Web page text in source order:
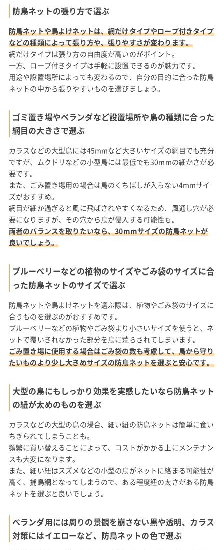
防鳥ネットの張り方で選ぶ
防鳥ネットや鳥よけネットは、網だけタイプやロープ付きタイプ
などの種類によって張り方や、張りやすさが変わります。
網だけタイプは張り方の自由度が高いのがポイント。
一方、ロープ付きタイプは手軽に設置できるのが魅力です。
用途や設置場所によっても変わるので、自分の目的に合った防鳥
ネットの中から張りやすいものを選びましょう。
ゴミ置き場やベランダなど設置場所や鳥の種類に合った
網目の大きさで選ぶ
カラスなどの大型鳥には45mmなど大きいサイズの網目でも充分
ですが、ムクドリなどの小型鳥には最低でも30mmの細かさが必
要です。
また、ごみ置き場用の場合は鳥のくちばしが入らない4mmサイ
ズがおすすめ。
網目が細か過ぎると風に飛ばされやすくなるため、風通し穴が必
要になりますが、その穴から鳥が侵入する可能性も。
両者のバランスを取りたいなら、30mmサイズの防鳥ネットが
良いでしょう。
ブルーベリーなどの植物のサイズやごみ袋のサイズに合
った防鳥ネットのサイズで選ぶ
防鳥ネットや鳥よけネットを選ぶ際は、植物やごみ袋のサイズに
合うものを選ぶのがおすすめです。
ブルーベリーなどの植物やごみ袋より小さいサイズを使うと、ネ
ットで覆いきれなかった部分を鳥に荒らされてしまいます。
ごみ置き場に使用する場合はごみ袋の数も考慮して、鳥から守り
たいものより少し大きめサイズの防鳥ネットを選ぶと安心です。
大型の鳥にもしっかり効果を実感したいなら防鳥ネット
の紐が太めのものを選ぶ
カラスなどの大型の鳥の場合、細い紐の防鳥ネットは簡単に食い
ちぎられてしまうことも。
頻繁に買い替えることによって、コストがかかる上にメンテナン
スも大変になります。
また、細い紐はスズメなどの小型の鳥がネットに絡まる可能性が
高く、捕鳥網となってしまうので、ある程度紐の太さがある防鳥
ネットを選ぶと良いでしょう。
ベランダ用には周りの景観を崩さない黒や透明、カラス
対策にはイエローなど、防鳥ネットの色で選ぶ